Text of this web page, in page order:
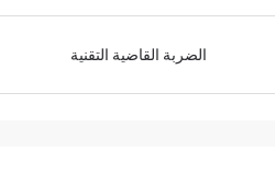
الضربة القاضية التقنيةالإسم